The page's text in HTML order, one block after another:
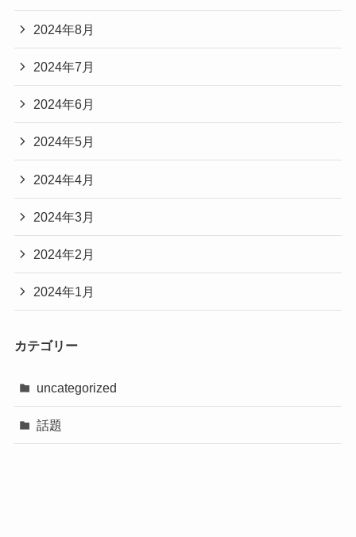
2024年8月
2024年7月
2024年6月
2024年5月
2024年4月
2024年3月
2024年2月
2024年1月
カテゴリー
uncategorized
話題